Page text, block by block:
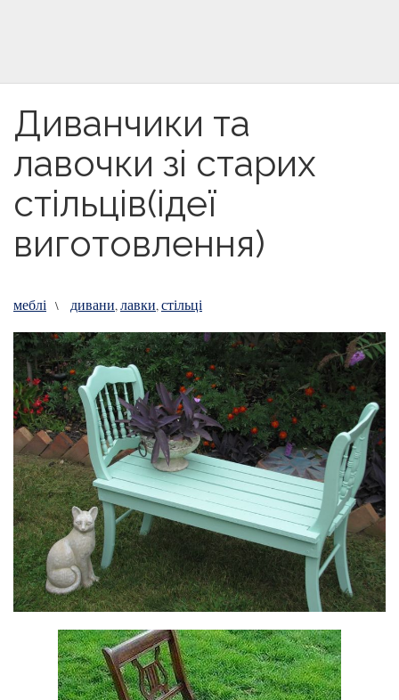
Диванчики та
лавочки зі старих
стільців(ідеї
виготовлення)
меблі \ дивани,лавки,стільці